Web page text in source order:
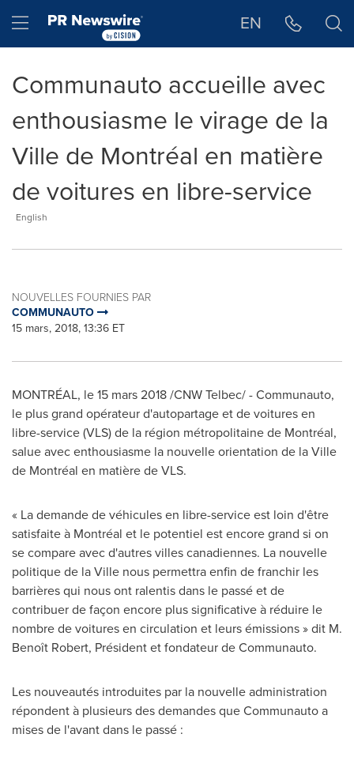
Hamburger menu EN
Communauto accueille avec
enthousiasme le virage de la
Ville de Montréal en matière
de voitures en libre-service
English
NOUVELLES FOURNIES PAR
COMMUNAUTO
15 mars, 2018, 13:36 ET
MONTRÉAL, le 15 mars 2018 /CNW Telbec/ - Communauto,
le plus grand opérateur d'autopartage et de voitures en
libre-service (VLS) de la région métropolitaine de Montréal,
salue avec enthousiasme la nouvelle orientation de la Ville
de Montréal en matière de VLS.
« La demande de véhicules en libre-service est loin d'être
satisfaite à Montréal et le potentiel est encore grand si on
se compare avec d'autres villes canadiennes. La nouvelle
politique de la Ville nous permettra enfin de franchir les
barrières qui nous ont ralentis dans le passé et de
contribuer de façon encore plus significative à réduire le
nombre de voitures en circulation et leurs émissions » dit M.
Benoît Robert, Président et fondateur de Communauto.
Les nouveautés introduites par la nouvelle administration
répondent à plusieurs des demandes que Communauto a
mises de l'avant dans le passé :